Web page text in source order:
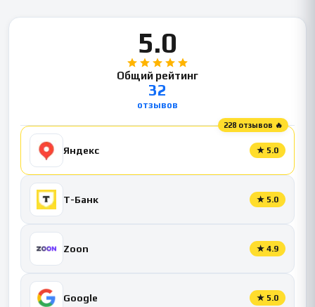
5.0
Общий рейтинг
32
отзывов
228 отзывов 🔥
Яндекс ★ 5.0
Т-Банк ★ 5.0
Zoon ★ 4.9
Google ★ 5.0